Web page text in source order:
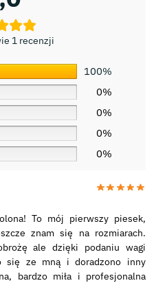
1 recenzji
100%
0%
0%
0%
0%
To mój pierwszy piesek,
znam się na rozmiarach.
ale dzięki podaniu wagi
się ze mną i doradzono inny
bardzo miła i profesjonalna